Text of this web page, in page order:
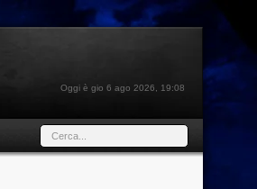
Oggi è gio 6 ago 2026, 19:08